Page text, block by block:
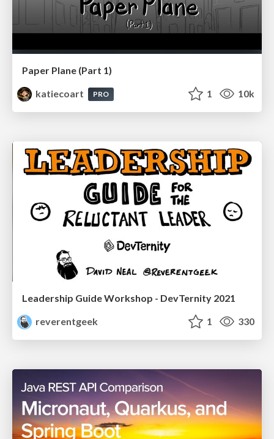
Paper Plane (Part 1)
katiecoart
PRO 1 10k
Leadership Guide Workshop - DevTernity 2021
reverentgeek
1 330